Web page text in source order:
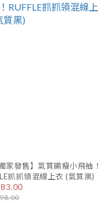
獨家發售】氣質顯瘦小飛袖！
抓抓領混線上衣 (氣質黑)